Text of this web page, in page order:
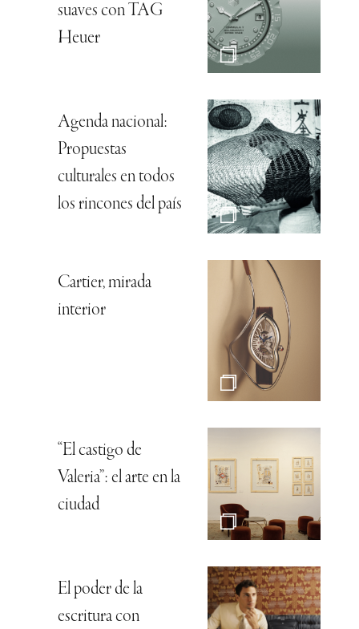
suaves con TAG
Heuer
Agenda nacional:
Propuestas
culturales en todos
los rincones del país
Cartier, mirada
interior
“El castigo de
Valeria”: el arte en la
ciudad
El poder de la
escritura con